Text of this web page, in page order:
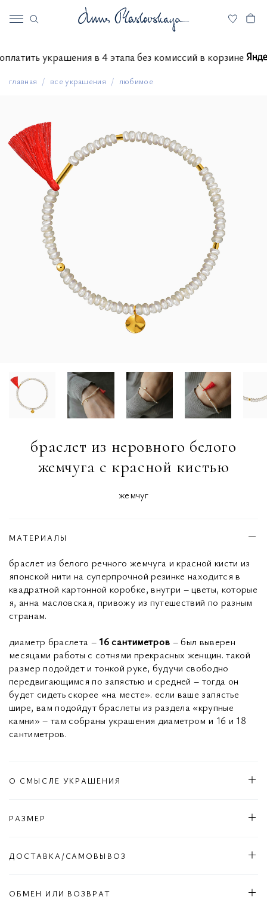
оплатить украшения в 4 этапа без комиссий в корзине
главная все украшения любимое
браслет из неровного белого
жемчуга с красной кистью
жемчуг
МАТЕРИАЛЫ
браслет из белого речного жемчуга и красной кисти из
японской нити на суперпрочной резинке находится в
квадратной картонной коробке, внутри – цветы, которые
я, анна масловская, привожу из путешествий по разным
странам.
диаметр браслета – 16 сантиметров – был выверен
месяцами работы с сотнями прекрасных женщин. такой
размер подойдет и тонкой руке, будучи свободно
передвигающимся по запястью и средней – тогда он
будет сидеть скорее «на месте». если ваше запястье
шире, вам подойдут браслеты из раздела «крупные
камни» – там собраны украшения диаметром и 16 и 18
сантиметров.
О СМЫСЛЕ УКРАШЕНИЯ
РАЗМЕР
ДОСТАВКА/САМОВЫВОЗ
ОБМЕН ИЛИ ВОЗВРАТ